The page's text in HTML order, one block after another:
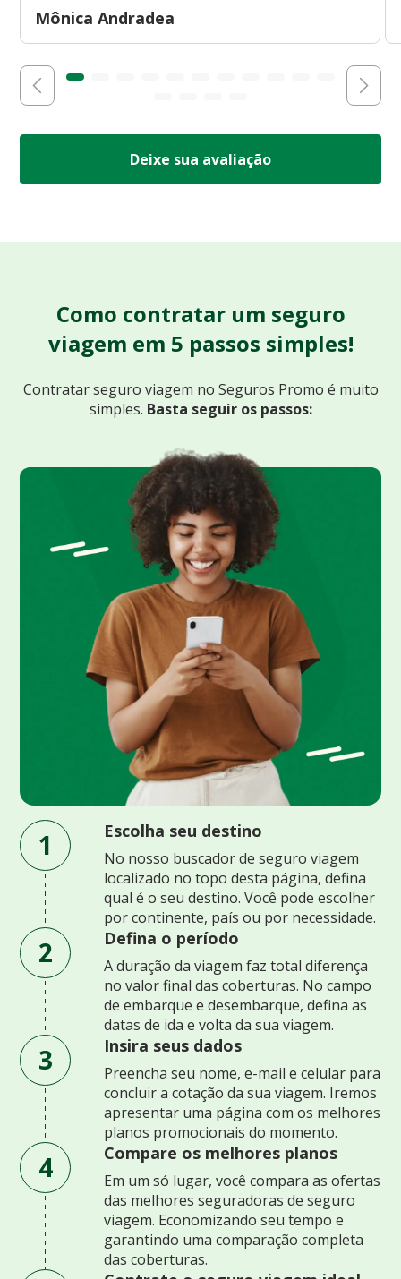
Mônica Andradea
Deixe sua avaliação
Como contratar um seguro
viagem em 5 passos simples!
Contratar seguro viagem no Seguros Promo é muito
simples. Basta seguir os passos:
1 Escolha seu destino
No nosso buscador de seguro viagem
localizado no topo desta página, defina
qual é o seu destino. Você pode escolher
por continente, país ou por necessidade.
2 Defina o período
A duração da viagem faz total diferença
no valor final das coberturas. No campo
de embarque e desembarque, defina as
datas de ida e volta da sua viagem.
3 Insira seus dados
Preencha seu nome, e-mail e celular para
concluir a cotação da sua viagem. Iremos
apresentar uma página com os melhores
planos promocionais do momento.
4 Compare os melhores planos
Em um só lugar, você compara as ofertas
das melhores seguradoras de seguro
viagem. Economizando seu tempo e
garantindo uma comparação completa
das coberturas.